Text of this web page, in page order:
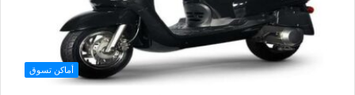
أماكن تسوق